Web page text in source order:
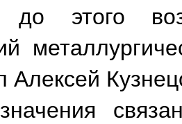
до этого
Алексей